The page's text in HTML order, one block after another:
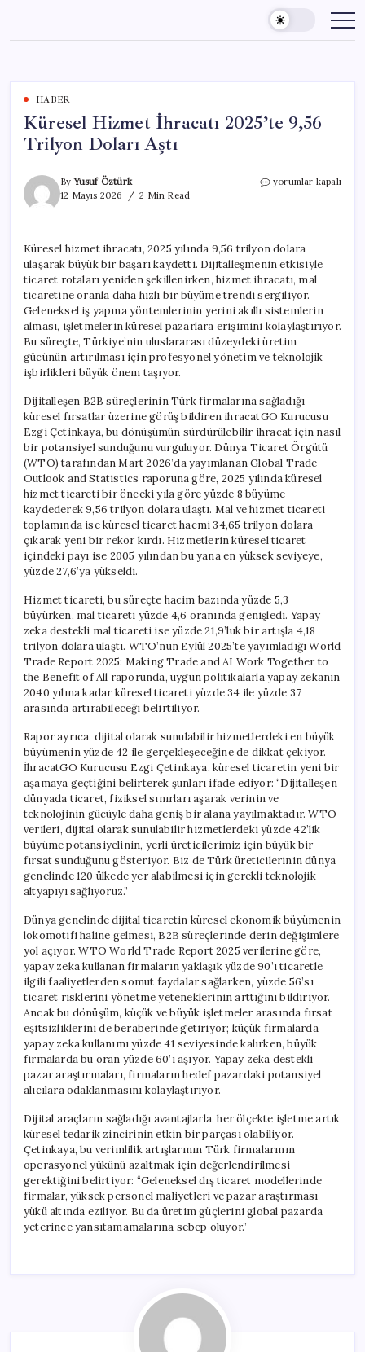
content
HABER
Küresel Hizmet İhracatı 2025’te 9,56
Trilyon Doları Aştı
ByYusuf Öztürk
12 Mayıs 2026
2 Min Read
Küresel
Trilyon
Doları
Aştı
için
yorumlar kapalı
Küresel hizmet ihracatı, 2025 yılında 9,56 trilyon dolara
ulaşarak büyük bir başarı kaydetti. Dijitalleşmenin etkisiyle
ticaret rotaları yeniden şekillenirken, hizmet ihracatı, mal
ticaretine oranla daha hızlı bir büyüme trendi sergiliyor.
Geleneksel iş yapma yöntemlerinin yerini akıllı sistemlerin
alması, işletmelerin küresel pazarlara erişimini kolaylaştırıyor.
Bu süreçte, Türkiye’nin uluslararası düzeydeki üretim
gücünün artırılması için profesyonel yönetim ve teknolojik
işbirlikleri büyük önem taşıyor.
Dijitalleşen B2B süreçlerinin Türk firmalarına sağladığı
küresel fırsatlar üzerine görüş bildiren ihracatGO Kurucusu
Ezgi Çetinkaya, bu dönüşümün sürdürülebilir ihracat için nasıl
bir potansiyel sunduğunu vurguluyor. Dünya Ticaret Örgütü
(WTO) tarafından Mart 2026’da yayımlanan Global Trade
Outlook and Statistics raporuna göre, 2025 yılında küresel
hizmet ticareti bir önceki yıla göre yüzde 8 büyüme
kaydederek 9,56 trilyon dolara ulaştı. Mal ve hizmet ticareti
toplamında ise küresel ticaret hacmi 34,65 trilyon dolara
çıkarak yeni bir rekor kırdı. Hizmetlerin küresel ticaret
içindeki payı ise 2005 yılından bu yana en yüksek seviyeye,
yüzde 27,6’ya yükseldi.
Hizmet ticareti, bu süreçte hacim bazında yüzde 5,3
büyürken, mal ticareti yüzde 4,6 oranında genişledi. Yapay
zeka destekli mal ticareti ise yüzde 21,9’luk bir artışla 4,18
trilyon dolara ulaştı. WTO’nun Eylül 2025’te yayımladığı World
Trade Report 2025: Making Trade and AI Work Together to
the Benefit of All raporunda, uygun politikalarla yapay zekanın
2040 yılına kadar küresel ticareti yüzde 34 ile yüzde 37
arasında artırabileceği belirtiliyor.
Rapor ayrıca, dijital olarak sunulabilir hizmetlerdeki en büyük
büyümenin yüzde 42 ile gerçekleşeceğine de dikkat çekiyor.
İhracatGO Kurucusu Ezgi Çetinkaya, küresel ticaretin yeni bir
aşamaya geçtiğini belirterek şunları ifade ediyor: “Dijitalleşen
dünyada ticaret, fiziksel sınırları aşarak verinin ve
teknolojinin gücüyle daha geniş bir alana yayılmaktadır. WTO
verileri, dijital olarak sunulabilir hizmetlerdeki yüzde 42’lik
büyüme potansiyelinin, yerli üreticilerimiz için büyük bir
fırsat sunduğunu gösteriyor. Biz de Türk üreticilerinin dünya
genelinde 120 ülkede yer alabilmesi için gerekli teknolojik
altyapıyı sağlıyoruz.”
Dünya genelinde dijital ticaretin küresel ekonomik büyümenin
lokomotifi haline gelmesi, B2B süreçlerinde derin değişimlere
yol açıyor. WTO World Trade Report 2025 verilerine göre,
yapay zeka kullanan firmaların yaklaşık yüzde 90’ı ticaretle
ilgili faaliyetlerden somut faydalar sağlarken, yüzde 56’sı
ticaret risklerini yönetme yeteneklerinin arttığını bildiriyor.
Ancak bu dönüşüm, küçük ve büyük işletmeler arasında fırsat
eşitsizliklerini de beraberinde getiriyor; küçük firmalarda
yapay zeka kullanımı yüzde 41 seviyesinde kalırken, büyük
firmalarda bu oran yüzde 60’ı aşıyor. Yapay zeka destekli
pazar araştırmaları, firmaların hedef pazardaki potansiyel
alıcılara odaklanmasını kolaylaştırıyor.
Dijital araçların sağladığı avantajlarla, her ölçekte işletme artık
küresel tedarik zincirinin etkin bir parçası olabiliyor.
Çetinkaya, bu verimlilik artışlarının Türk firmalarının
operasyonel yükünü azaltmak için değerlendirilmesi
gerektiğini belirtiyor: “Geleneksel dış ticaret modellerinde
firmalar, yüksek personel maliyetleri ve pazar araştırması
yükü altında eziliyor. Bu da üretim güçlerini global pazarda
yeterince yansıtamamalarına sebep oluyor.”